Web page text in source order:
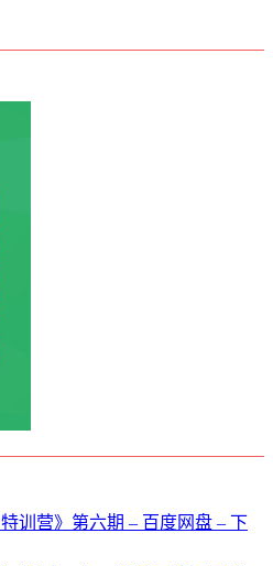
训营》第六期 – 百度网盘 – 下